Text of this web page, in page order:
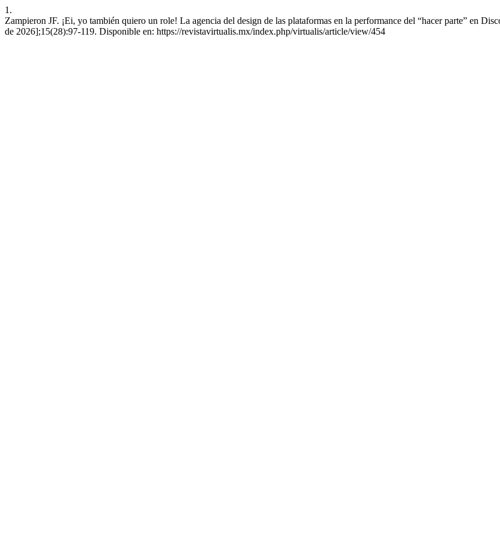
1.
Zampieron JF. ¡Ei, yo también quiero un role! La agencia del design de las plataformas en la performance del “hacer parte” en
de 2026];15(28):97-119. Disponible en: https://revistavirtualis.mx/index.php/virtualis/article/view/454